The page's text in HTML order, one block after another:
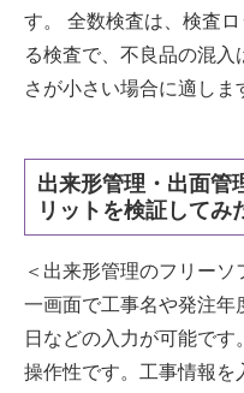
す。 全数検査は、検査
る検査で、不良品の混入
さが小さい場合に適しま
出来形管理・出面管
リットを検証してみ
＜出来形管理のフリーソ
一画面で工事名や発注年
日などの入力が可能で
操作性です。工事情報を